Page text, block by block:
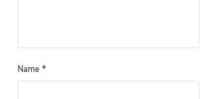
Name *